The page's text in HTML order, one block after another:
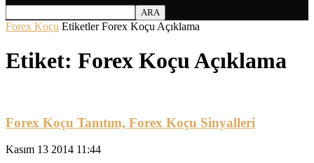
Forex Koçu Etiketler Forex Koçu Açıklama
Etiket: Forex Koçu Açıklama
Forex Koçu Tanıtım, Forex Koçu Sinyalleri
Kasım 13 2014 11:44